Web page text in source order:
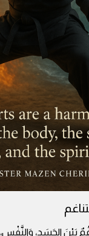
بَيْنَ الجَسَدِ، وَالنَّفْسِ،